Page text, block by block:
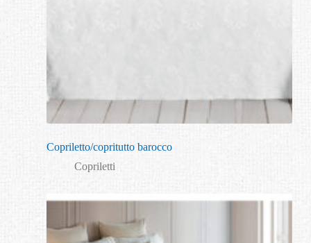
Copriletto/copritutto barocco
Copriletti